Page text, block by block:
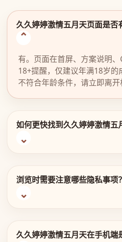
久久婷婷激情五月天页面是否
有。页面在首屏、方案说明、
18+提醒，仅建议年满18岁
不符合年龄条件，请立即离开
如何更快找到久久婷婷激情五
浏览时需要注意哪些隐私事项？
久久婷婷激情五月天在手机端